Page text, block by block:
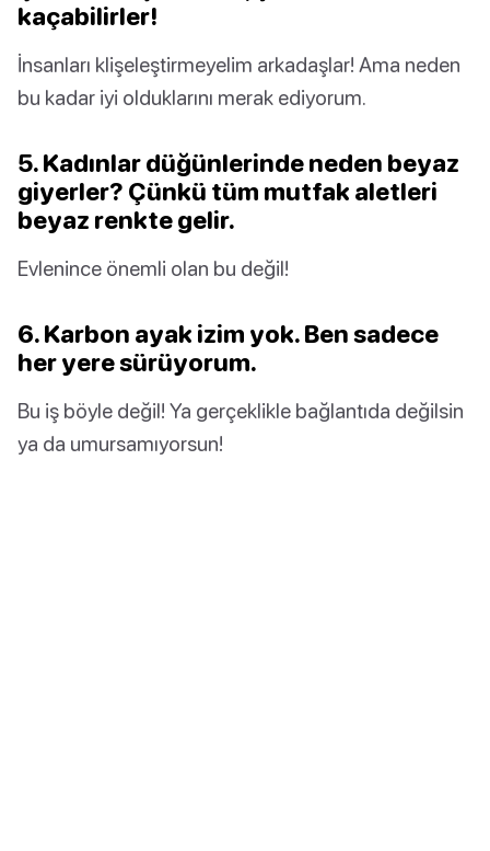
kaçabilirler!
İnsanları klişeleştirmeyelim arkadaşlar! Ama neden
bu kadar iyi olduklarını merak ediyorum.
5. Kadınlar düğünlerinde neden beyaz
giyerler? Çünkü tüm mutfak aletleri
beyaz renkte gelir.
Evlenince önemli olan bu değil!
6. Karbon ayak izim yok. Ben sadece
her yere sürüyorum.
Bu iş böyle değil! Ya gerçeklikle bağlantıda değilsin
ya da umursamıyorsun!